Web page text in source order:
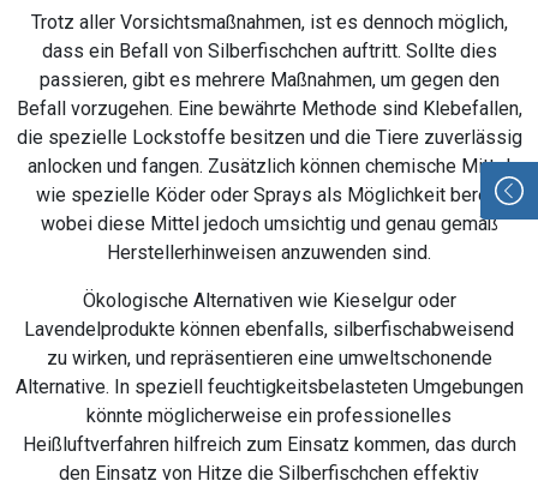
Trotz aller Vorsichtsmaßnahmen, ist es dennoch möglich,
dass ein Befall von Silberfischchen auftritt. Sollte dies
passieren, gibt es mehrere Maßnahmen, um gegen den
Befall vorzugehen. Eine bewährte Methode sind Klebefallen,
die spezielle Lockstoffe besitzen und die Tiere zuverlässig
anlocken und fangen. Zusätzlich können chemische Mittel
wie spezielle Köder oder Sprays als Möglichkeit bereit,
wobei diese Mittel jedoch umsichtig und genau gemäß
Herstellerhinweisen anzuwenden sind.
Ökologische Alternativen wie Kieselgur oder
Lavendelprodukte können ebenfalls, silberfischabweisend
zu wirken, und repräsentieren eine umweltschonende
Alternative. In speziell feuchtigkeitsbelasteten Umgebungen
könnte möglicherweise ein professionelles
Heißluftverfahren hilfreich zum Einsatz kommen, das durch
den Einsatz von Hitze die Silberfischchen effektiv